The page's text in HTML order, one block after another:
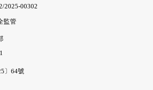
2025-00302
監管
〕64號